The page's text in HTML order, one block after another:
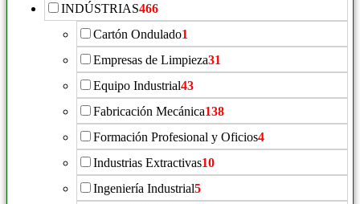
INDÚSTRIAS466
Cartón Ondulado1
Empresas de Limpieza31
Equipo Industrial43
Fabricación Mecánica138
Formación Profesional y Oficios4
Industrias Extractivas10
Ingeniería Industrial5